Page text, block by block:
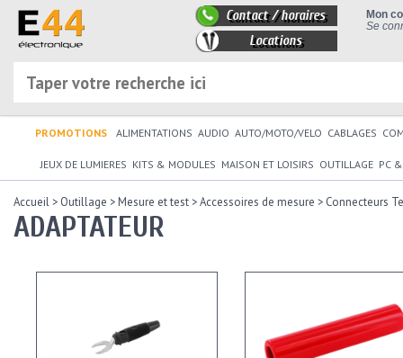
Mon
Se
Contact / horaires
Locations
PROMOTIONS ALIMENTATIONS AUDIO AUTO/MOTO/VELO CABLAGES
JEUX DE LUMIERES KITS & MODULES MAISON ET LOISIRS OUTILLAGE PC
Accueil > Outillage >Mesure et test >Accessoires de mesure > Connecteurs
ADAPTATEUR